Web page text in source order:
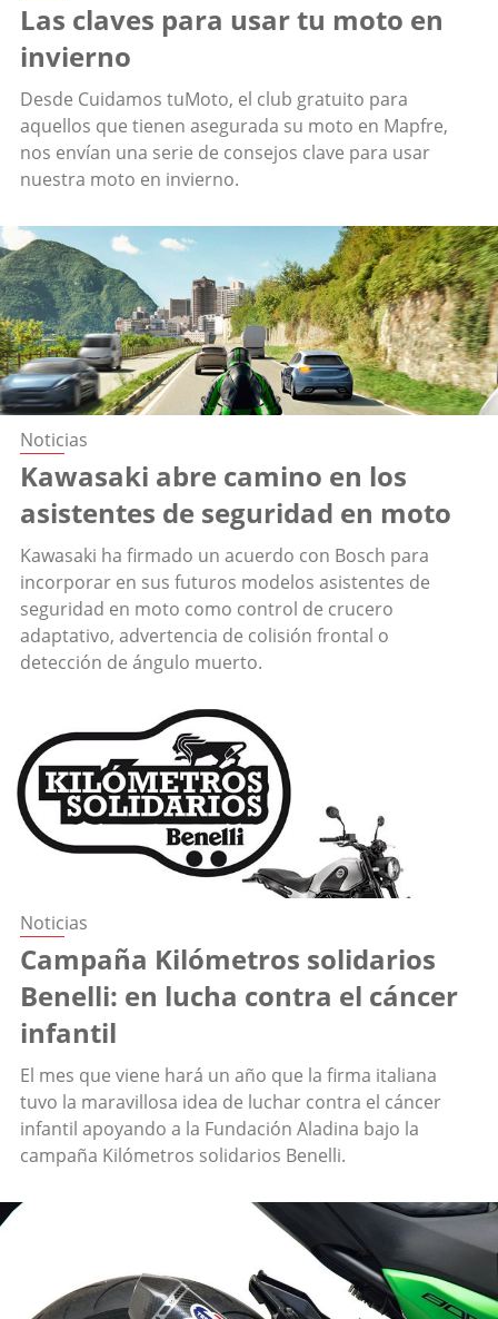
Las claves para usar tu moto en
invierno
Desde Cuidamos tuMoto, el club gratuito para
aquellos que tienen asegurada su moto en Mapfre,
nos envían una serie de consejos clave para usar
nuestra moto en invierno.
Noticias
Kawasaki abre camino en los
asistentes de seguridad en moto
Kawasaki ha firmado un acuerdo con Bosch para
incorporar en sus futuros modelos asistentes de
seguridad en moto como control de crucero
adaptativo, advertencia de colisión frontal o
detección de ángulo muerto.
Noticias
Campaña Kilómetros solidarios
Benelli: en lucha contra el cáncer
infantil
El mes que viene hará un año que la firma italiana
tuvo la maravillosa idea de luchar contra el cáncer
infantil apoyando a la Fundación Aladina bajo la
campaña Kilómetros solidarios Benelli.